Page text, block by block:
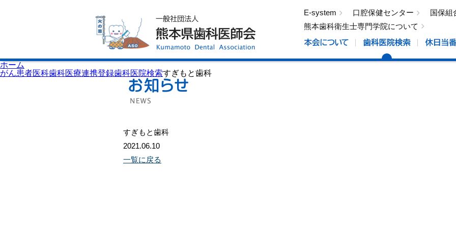
E-system 口腔保健センター
国保組
熊本歯科衛生士専門学院について
ホーム
がん患者医科歯科医療連携登録歯科医院検索すぎもと歯科
すぎもと歯科
2021.06.10
一覧に戻る
歯科医院検索
休日当番医
イベント案内
歯の豆知識
口腔保健センター
国保組合からのお知らせ
熊本歯科衛生士専門学院
会員専用ページ
プライバシーポリシー
サイトマップ